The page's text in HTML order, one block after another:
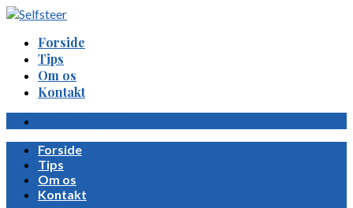
Forside
Tips
Om os
Kontakt
Forside
Tips
Om os
Kontakt